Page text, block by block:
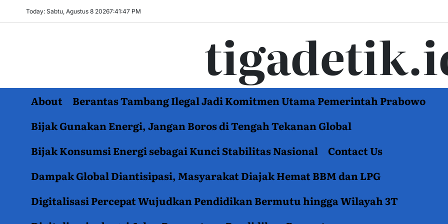
Today: Sabtu, Agustus 8 20267:41:48 PM
About
Berantas Tambang Ilegal Jadi Komitmen Utama Pemerintah Prabowo
Bijak Gunakan Energi, Jangan Boros di Tengah Tekanan Global
Bijak Konsumsi Energi sebagai Kunci Stabilitas Nasional
Contact Us
Dampak Global Diantisipasi, Masyarakat Diajak Hemat BBM dan LPG
Digitalisasi Percepat Wujudkan Pendidikan Bermutu hingga Wilayah 3T